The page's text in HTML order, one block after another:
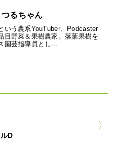
るちゃん
いう農系YouTuber、Podcaster
目野菜＆果樹農家。落葉果樹を
園芸指導員とし…
D